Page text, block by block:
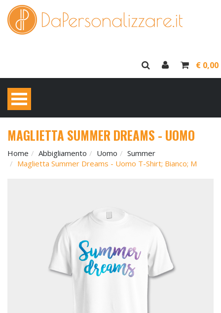
€ 0,00
MAGLIETTA SUMMER DREAMS - UOMO
Home Abbigliamento Uomo
Summer
Maglietta Summer Dreams - Uomo T-Shirt; Bianco; M